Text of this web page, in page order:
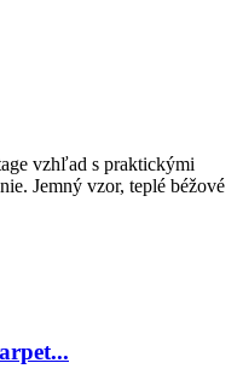
vzhľad s praktickými
Jemný vzor, teplé béžové